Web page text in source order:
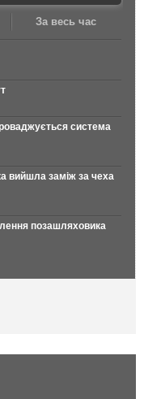
За весь час
система
вийшла заміж за чеха
позашляховика